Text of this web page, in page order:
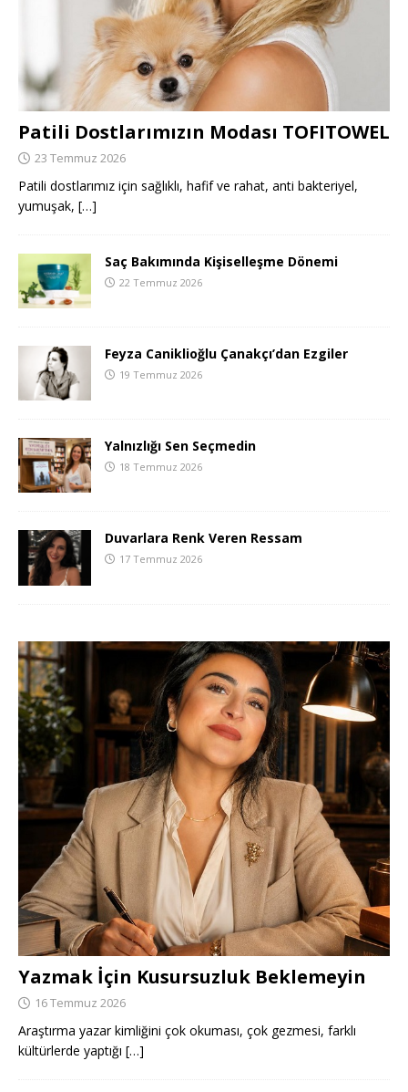
Patili Dostlarımızın Modası TOFITOWEL
23 Temmuz 2026
Patili dostlarımız için sağlıklı, hafif ve rahat, anti bakteriyel,
yumuşak, […]
Saç Bakımında Kişiselleşme Dönemi
22 Temmuz 2026
Feyza Caniklioğlu Çanakçı’dan Ezgiler
19 Temmuz 2026
Yalnızlığı Sen Seçmedin
18 Temmuz 2026
Duvarlara Renk Veren Ressam
17 Temmuz 2026
Yazmak İçin Kusursuzluk Beklemeyin
16 Temmuz 2026
Araştırma yazar kimliğini çok okuması, çok gezmesi, farklı
kültürlerde yaptığı […]